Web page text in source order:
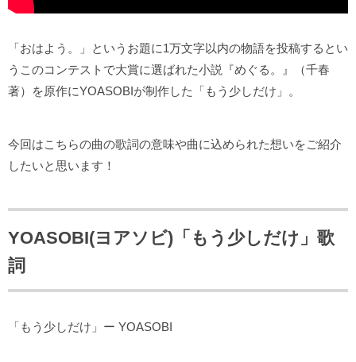
「おはよう。」というお題に1万文字以内の物語を投稿するとい
うこのコンテストで大賞に選ばれた小説『めぐる。』（千春
著）を原作にYOASOBIが制作した「もう少しだけ」。
今回はこちらの曲の歌詞の意味や曲に込められた想いをご紹介
したいと思います！
YOASOBI(ヨアソビ)「もう少しだけ」歌
詞
「もう少しだけ」ー YOASOBI